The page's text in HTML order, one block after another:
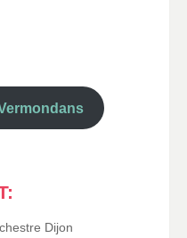
Dijon